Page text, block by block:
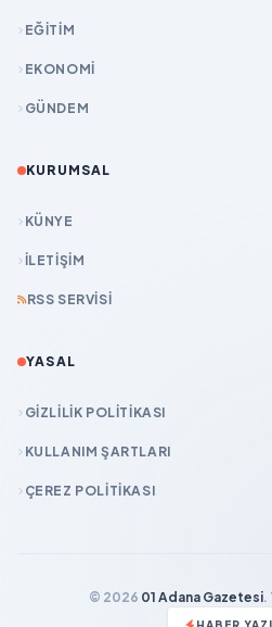
EĞİTİM
EKONOMİ
GÜNDEM
KURUMSAL
KÜNYE
İLETIŞIM
RSS SERVISI
YASAL
GIZLILIK POLITIKASI
KULLANIM ŞARTLARI
ÇEREZ POLITIKASI
© 2026 01 Adana Gazetesi.